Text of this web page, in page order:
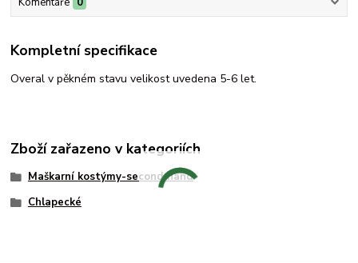
Kompletní specifikace
Overal v pěkném stavu velikost uvedena 5-6 let.
Zboží zařazeno v kategoriích
Maškarní kostýmy-second hand
Chlapecké